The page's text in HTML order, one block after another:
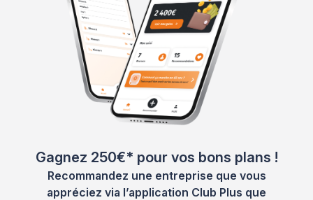
Gagnez 250€* pour vos bons plans !
Recommandez une entreprise que vous
appréciez via l’application Club Plus que